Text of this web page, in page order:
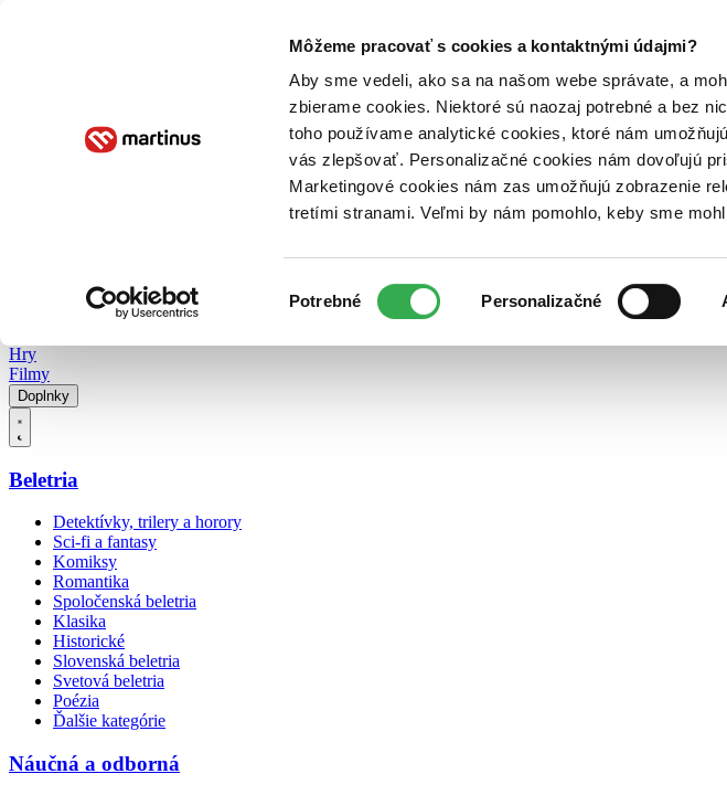
Môžeme pracovať s cookies a kontaktnými údajmi?
Aby sme vedeli, ako sa na našom webe správate, a
zbierame cookies. Niektoré sú naozaj potrebné a bez
toho používame analytické cookies, ktoré nám
vás zlepšovať. Personalizačné cookies nám dovoľujú
Marketingové cookies nám zas umožňujú zobrazenie
tretími stranami. Veľmi by nám pomohlo, keby sme
súhlasu
Potrebné Personalizačné
Poukážky Kontakt
Hry
Filmy
Doplnky
Beletria
Detektívky, trilery a horory
Sci-fi a fantasy
Komiksy
Romantika
Spoločenská beletria
Klasika
Historické
Slovenská beletria
Svetová beletria
Poézia
Ďalšie kategórie
Náučná a odborná